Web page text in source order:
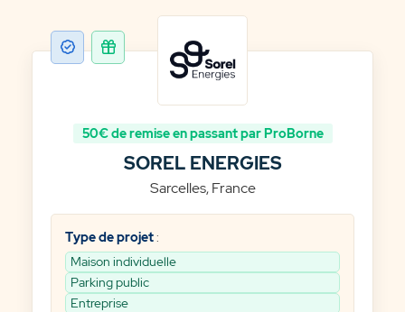
SOREL ENERGIES
Sarcelles, France
Type de projet:
Maison individuelle
Parking public
Entreprise